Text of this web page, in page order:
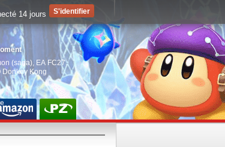
(saga) EA FC27,
Donkey Kong
14 jours